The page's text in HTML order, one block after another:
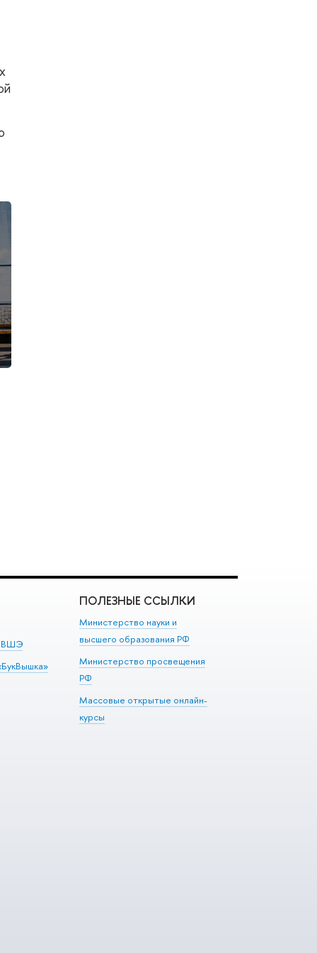
ВШЭ
ПОЛЕЗНЫЕ ССЫЛКИ
Министерство науки и
высшего образования РФ
Министерство просвещения
РФ
Массовые открытые онлайн-
курсы